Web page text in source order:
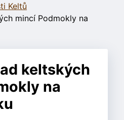
Keltů
mincí Podmokly na
keltských
na